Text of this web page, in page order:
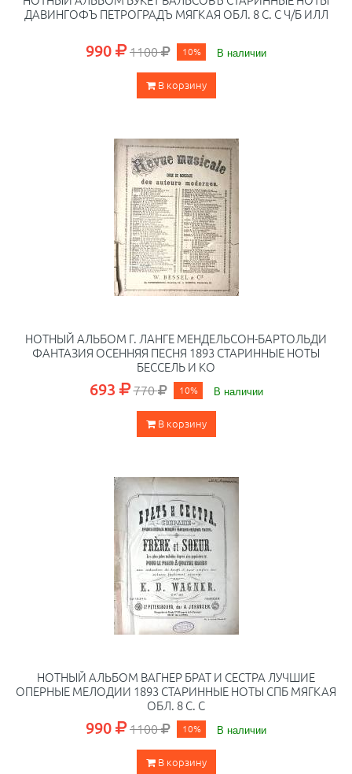
ДАВИНГОФЪ ПЕТРОГРАДЪ МЯГКАЯ ОБЛ. 8 С. С Ч/Б ИЛЛ
990 1100 10% В наличии
В корзину
НОТНЫЙ АЛЬБОМ Г. ЛАНГЕ МЕНДЕЛЬСОН-БАРТОЛЬДИ
ФАНТАЗИЯ ОСЕННЯЯ ПЕСНЯ 1893 СТАРИННЫЕ НОТЫ
БЕССЕЛЬ И КО
693 770 10% В наличии
В корзину
НОТНЫЙ АЛЬБОМ ВАГНЕР БРАТ И СЕСТРА ЛУЧШИЕ
ОПЕРНЫЕ МЕЛОДИИ 1893 СТАРИННЫЕ НОТЫ СПБ МЯГКАЯ
ОБЛ. 8 С. С
990 1100 10% В наличии
В корзину